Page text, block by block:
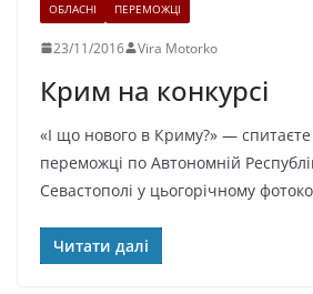
ОБЛАСНІ ПЕРЕМОЖЦІ
23/11/2016 Vira Motorko
Крим на конкурсі
«І що нового в Криму?» —
переможці по Автономній
Севастополі у цьогорічному
Читати далі